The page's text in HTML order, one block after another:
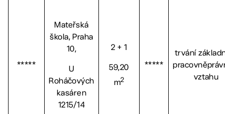
*****
Mateřská
škola, Praha
10,
U
Roháčových
kasáren
1215/14
2 + 1
59,20
m2
*****
trvání
vztahu